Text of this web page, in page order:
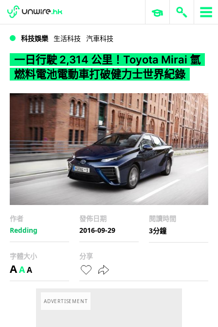
WWDC 2026 ERP 與商業 AI
科技娛樂 生活科技 汽車科技
一日行駛 2,314 公里！Toyota Mirai 氫
燃料電池電動車打破健力士世界紀錄
作者
Redding
發佈日期
2016-09-29
閱讀時間
3分鐘
字體大小
AAA
分享
ADVERTISEMENT